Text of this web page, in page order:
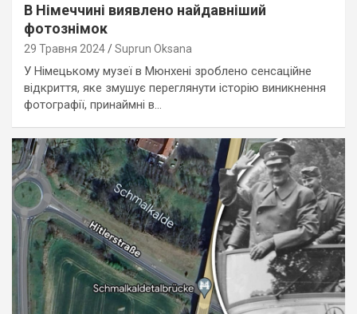
В Німеччині виявлено найдавніший
фотознімок
29 Травня 2024 Suprun Oksana
У Німецькому музеї в Мюнхені зроблено сенсаційне
відкриття, яке змушує переглянути історію виникнення
фотографії, принаймні в…